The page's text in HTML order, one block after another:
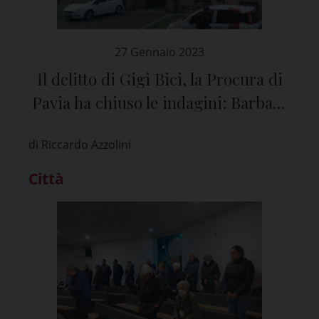
27 Gennaio 2023
Il delitto di Gigi Bici, la Procura di
Pavia ha chiuso le indagini: Barbara
di Riccardo Azzolini
Città